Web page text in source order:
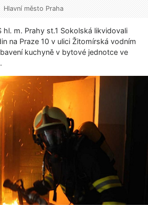
Hlavní město Praha
hl. m. Prahy st.1 Sokolská likvidovali
na Praze 10 v ulici Žitomírská vodním
kuchyně v bytové jednotce ve